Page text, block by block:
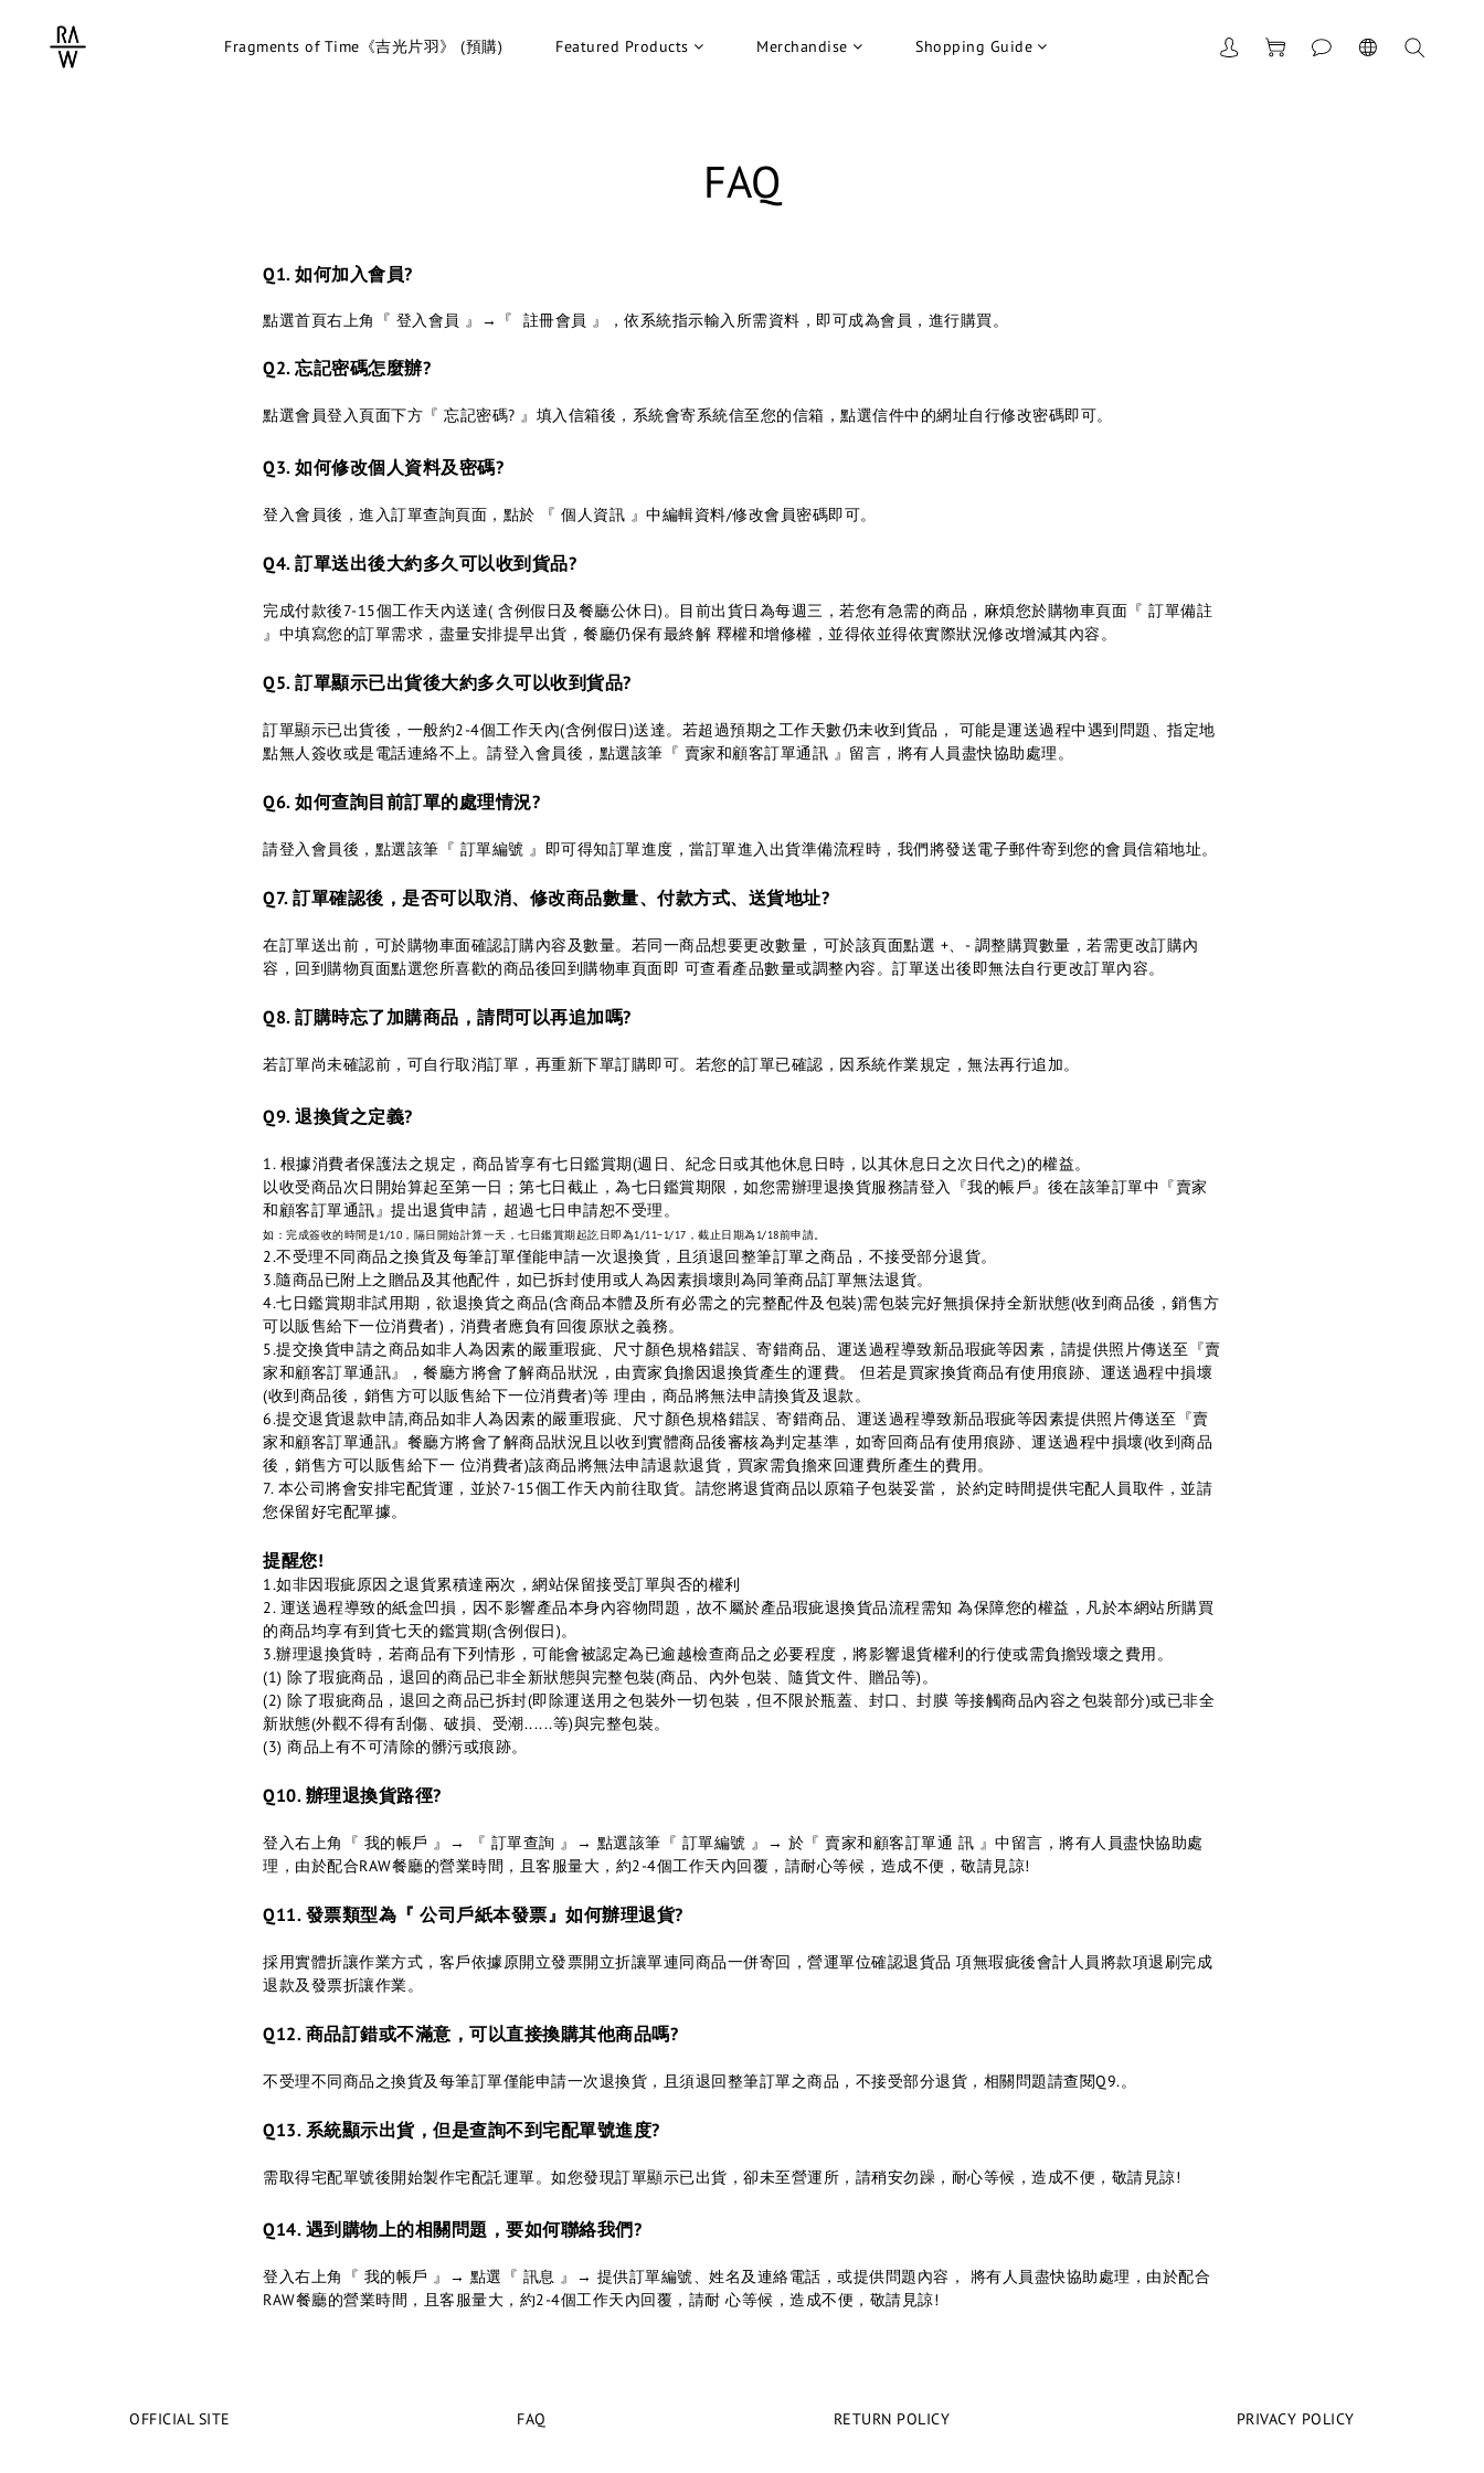
Fragments of Time《吉光片羽》 (預購) Featured Products Merchandise Shopping Guide
FAQ
Q1. 如何加入會員?
點選首頁右上角『 登入會員 』→『 註冊會員 』，依系統指示輸入所需資料，即可成為會員，進行購買。
Q2. 忘記密碼怎麼辦?
點選會員登入頁面下方『 忘記密碼? 』填入信箱後，系統會寄系統信至您的信箱，點選信件中的網址自行修改密碼即可。
Q3. 如何修改個人資料及密碼?
登入會員後，進入訂單查詢頁面，點於 『 個人資訊 』中編輯資料/修改會員密碼即可。
Q4. 訂單送出後大約多久可以收到貨品?
完成付款後7-15個工作天內送達( 含例假日及餐廳公休日)。目前出貨日為每週三，若您有急需的商品，麻煩您於購物車頁面『 訂單備註
』中填寫您的訂單需求，盡量安排提早出貨，餐廳仍保有最終解 釋權和增修權，並得依並得依實際狀況修改增減其內容。
Q5. 訂單顯示已出貨後大約多久可以收到貨品?
訂單顯示已出貨後，一般約2-4個工作天內(含例假日)送達。若超過預期之工作天數仍未收到貨品， 可能是運送過程中遇到問題、指定地
點無人簽收或是電話連絡不上。請登入會員後，點選該筆『 賣家和顧客訂單通訊 』留言，將有人員盡快協助處理。
Q6. 如何查詢目前訂單的處理情況?
請登入會員後，點選該筆『 訂單編號 』即可得知訂單進度，當訂單進入出貨準備流程時，我們將發送電子郵件寄到您的會員信箱地址。
Q7. 訂單確認後，是否可以取消、修改商品數量、付款方式、送貨地址?
在訂單送出前，可於購物車面確認訂購內容及數量。若同一商品想要更改數量，可於該頁面點選 +、- 調整購買數量，若需更改訂購內
容，回到購物頁面點選您所喜歡的商品後回到購物車頁面即 可查看產品數量或調整內容。訂單送出後即無法自行更改訂單內容。
Q8. 訂購時忘了加購商品，請問可以再追加嗎?
若訂單尚未確認前，可自行取消訂單，再重新下單訂購即可。若您的訂單已確認，因系統作業規定，無法再行追加。
Q9. 退換貨之定義?
1. 根據消費者保護法之規定，商品皆享有七日鑑賞期(週日、紀念日或其他休息日時，以其休息日之次日代之)的權益。
以收受商品次日開始算起至第一日；第七日截止，為七日鑑賞期限，如您需辦理退換貨服務請登入『我的帳戶』後在該筆訂單中『賣家
和顧客訂單通訊』提出退貨申請，超過七日申請恕不受理。
如：完成簽收的時間是1/10，隔日開始計算一天，七日鑑賞期起訖日即為1/11~1/17，截止日期為1/18前申請。
2.不受理不同商品之換貨及每筆訂單僅能申請一次退換貨，且須退回整筆訂單之商品，不接受部分退貨。
3.隨商品已附上之贈品及其他配件，如已拆封使用或人為因素損壞則為同筆商品訂單無法退貨。
4.七日鑑賞期非試用期，欲退換貨之商品(含商品本體及所有必需之的完整配件及包裝)需包裝完好無損保持全新狀態(收到商品後，銷售方
可以販售給下一位消費者)，消費者應負有回復原狀之義務。
5.提交換貨申請之商品如非人為因素的嚴重瑕疵、尺寸顏色規格錯誤、寄錯商品、運送過程導致新品瑕疵等因素，請提供照片傳送至『賣
家和顧客訂單通訊』，餐廳方將會了解商品狀況，由賣家負擔因退換貨產生的運費。 但若是買家換貨商品有使用痕跡、運送過程中損壞
(收到商品後，銷售方可以販售給下一位消費者)等 理由，商品將無法申請換貨及退款。
6.提交退貨退款申請,商品如非人為因素的嚴重瑕疵、尺寸顏色規格錯誤、寄錯商品、運送過程導致新品瑕疵等因素提供照片傳送至『賣
家和顧客訂單通訊』餐廳方將會了解商品狀況且以收到實體商品後審核為判定基準，如寄回商品有使用痕跡、運送過程中損壞(收到商品
後，銷售方可以販售給下一 位消費者)該商品將無法申請退款退貨，買家需負擔來回運費所產生的費用。
7. 本公司將會安排宅配貨運，並於7-15個工作天內前往取貨。請您將退貨商品以原箱子包裝妥當， 於約定時間提供宅配人員取件，並請
您保留好宅配單據。
提醒您!
1.如非因瑕疵原因之退貨累積達兩次，網站保留接受訂單與否的權利
2. 運送過程導致的紙盒凹損，因不影響產品本身內容物問題，故不屬於產品瑕疵退換貨品流程需知 為保障您的權益，凡於本網站所購買
的商品均享有到貨七天的鑑賞期(含例假日)。
3.辦理退換貨時，若商品有下列情形，可能會被認定為已逾越檢查商品之必要程度，將影響退貨權利的行使或需負擔毀壞之費用。
(1) 除了瑕疵商品，退回的商品已非全新狀態與完整包裝(商品、內外包裝、隨貨文件、贈品等)。
(2) 除了瑕疵商品，退回之商品已拆封(即除運送用之包裝外一切包裝，但不限於瓶蓋、封口、封膜 等接觸商品內容之包裝部分)或已非全
新狀態(外觀不得有刮傷、破損、受潮......等)與完整包裝。
(3) 商品上有不可清除的髒污或痕跡。
Q10. 辦理退換貨路徑?
登入右上⻆『 我的帳戶 』→ 『 訂單查詢 』→ 點選該筆『 訂單編號 』→ 於『 賣家和顧客訂單通 訊 』中留言，將有人員盡快協助處
理，由於配合RAW餐廳的營業時間，且客服量大，約2-4個工作天內回覆，請耐心等候，造成不便，敬請見諒!
Q11. 發票類型為『 公司戶紙本發票』如何辦理退貨?
採用實體折讓作業方式，客戶依據原開立發票開立折讓單連同商品一併寄回，營運單位確認退貨品 項無瑕疵後會計人員將款項退刷完成
退款及發票折讓作業。
Q12. 商品訂錯或不滿意，可以直接換購其他商品嗎?
不受理不同商品之換貨及每筆訂單僅能申請一次退換貨，且須退回整筆訂單之商品，不接受部分退貨，相關問題請查閱Q9.。
Q13. 系統顯示出貨，但是查詢不到宅配單號進度?
需取得宅配單號後開始製作宅配託運單。如您發現訂單顯示已出貨，卻未至營運所，請稍安勿躁，耐心等候，造成不便，敬請見諒!
Q14. 遇到購物上的相關問題，要如何聯絡我們?
登入右上⻆『 我的帳戶 』→ 點選『 訊息 』→ 提供訂單編號、姓名及連絡電話，或提供問題內容， 將有人員盡快協助處理，由於配合
RAW餐廳的營業時間，且客服量大，約2-4個工作天內回覆，請耐 心等候，造成不便，敬請見諒!
OFFICIAL SITE FAQ RETURN POLICY PRIVACY POLICY